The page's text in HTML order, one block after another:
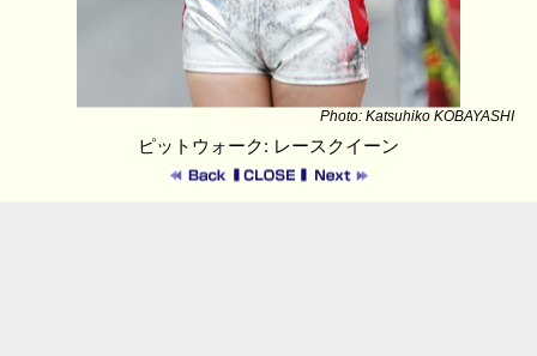
Photo: Katsuhiko KOBAYASHI
ピットウォーク: レースクイーン